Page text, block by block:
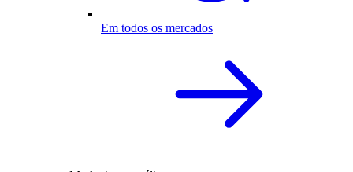
Em todos os mercados